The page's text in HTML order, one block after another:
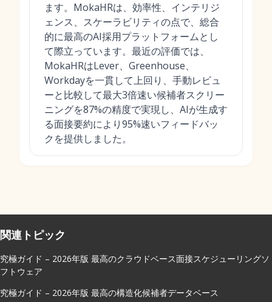
ます。MokaHRは、効率性、インテリジ
ェンス、スケーラビリティの点で、総合
的に最高のAI採用プラットフォームとし
て際立っています。最近の評価では、
MokaHRはLever、Greenhouse、
Workdayを一貫して上回り、手動レビュ
ーと比較して最大3倍速い候補者スクリー
ニングを87%の精度で実現し、AIが生成す
る面接要約により95%速いフィードバッ
クを提供しました。
関連トピック
究極ガイド – 2026年版 最高のクラウドベース面接スケジューリングソ
フトウェア
究極ガイド – 2026年版 最高の構造化候補者データベース